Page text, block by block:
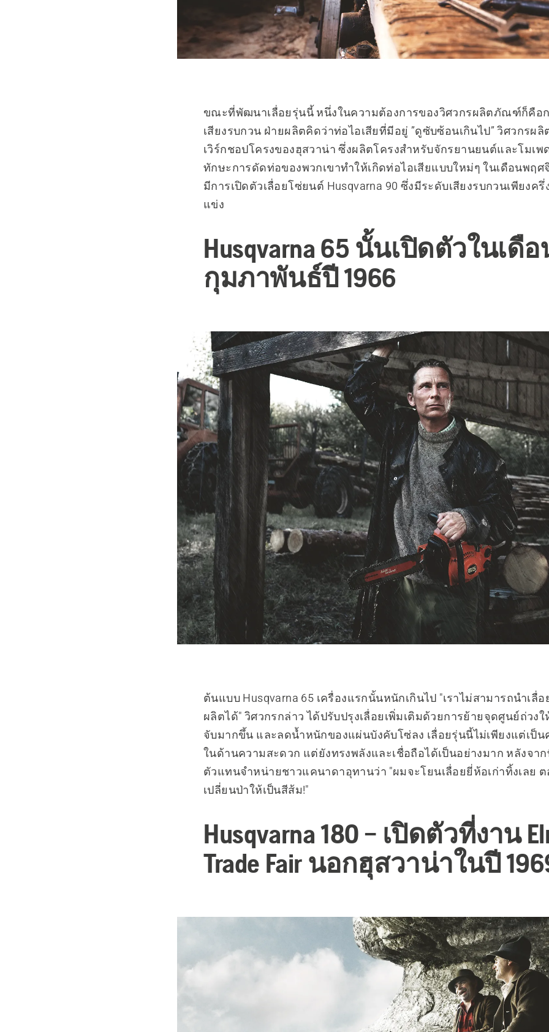
ขณะที่พัฒนาเลื่อยรุ่นนี้ หนึ่งในความต้องการของวิศวกรผลิตภัณฑ์ก็คือ
เสียงรบกวน ฝ่ายผลิตคิดว่าท่อไอเสียที่มีอยู่ ”ดูซับซ้อนเกินไป” วิศวกรผ
เวิร์กชอปโครงของฮุสวาน่า ซึ่งผลิตโครงสำหรับจักรยานยนต์และโมเ
ทักษะการดัดท่อของพวกเขาทำให้เกิดท่อไอเสียแบบใหม่ๆ ในเดือนพฤศ
มีการเปิดตัวเลื่อยโซ่ยนต์ Husqvarna 90 ซึ่งมีระดับเสียงรบกวนเพียงครึ่
แข่ง
Husqvarna 65 นั้นเปิดตัวในเดื
กุมภาพันธ์ปี 1966
ต้นแบบ Husqvarna 65 เครื่องแรกนั้นหนักเกินไป "เราไม่สามารถนำเลื่
ผลิตได้" วิศวกรกล่าว ได้ปรับปรุงเลื่อยเพิ่มเติมด้วยการย้ายจุดศูนย์ถ่วง
จับมากขึ้น และลดน้ำหนักของแผ่นบังคับโซ่ลง เลื่อยรุ่นนี้ไม่เพียงแต่เป็
ในด้านความสะดวก แต่ยังทรงพลังและเชื่อถือได้เป็นอย่างมาก หลังจา
ตัวแทนจำหน่ายชาวแคนาดาอุทานว่า "ผมจะโยนเลื่อยยี่ห้อเก่าทิ้งเลย ต
เปลี่ยนป่าให้เป็นสีส้ม!"
Husqvarna 180 – เปิดตัวที่งาน
Trade Fair นอกฮุสวาน่าในปี